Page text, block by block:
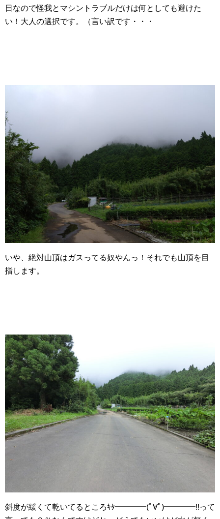
日なので怪我とマシントラブルだけは何としても避けた
い！大人の選択です。（言い訳です・・・
いや、絶対山頂はガスってる奴やんっ！それでも山頂を目
指します。
斜度が緩くて乾いてるところｷﾀ━━━━(ﾟ∀ﾟ)━━━━!!って